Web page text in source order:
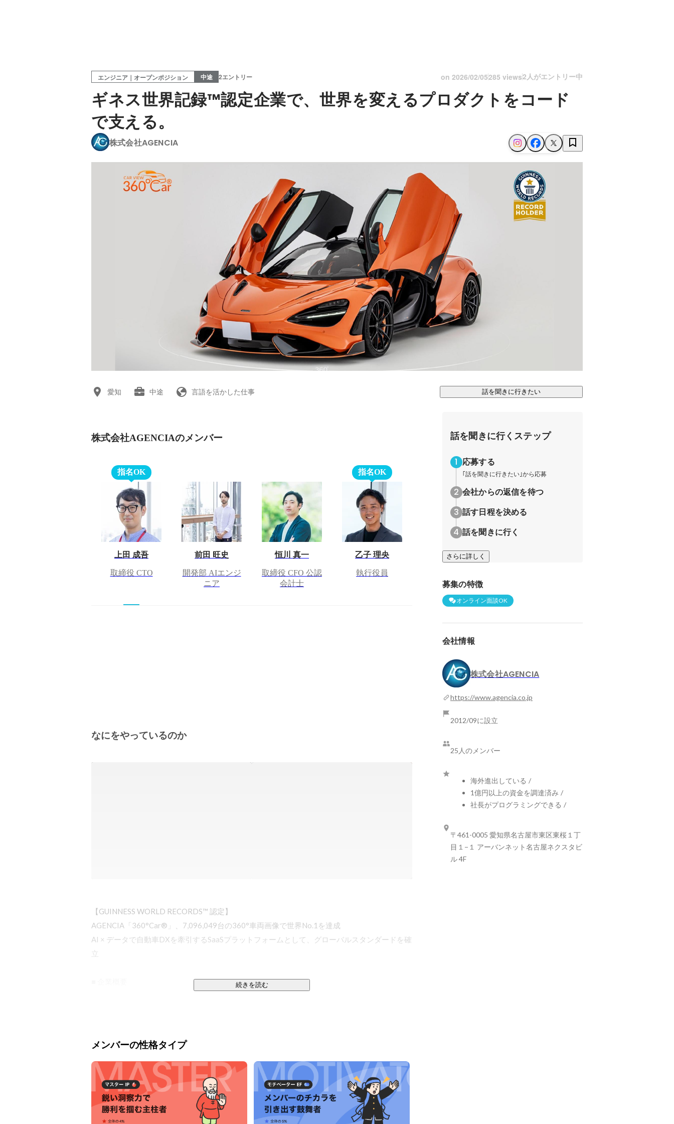
エンジニア｜オープンポジション 中途 2エントリー on 2026/02/05285 views2人がエントリー中
ギネス世界記録™認定企業で、世界を変えるプロダクトをコード
で支える。
株式会社AGENCIA
愛知 中途 言語を活かした仕事 話を聞きに行きたい
株式会社AGENCIAのメンバー
指名OK
上田 成吾
取締役 CTO
前田 旺史
開発部 AIエンジ
ニア
恒川 真一
取締役 CFO 公認
会計士
指名OK
乙子 理央
執行役員
なにをやっているのか
【GUINNESS WORLD RECORDS™ 認定】
AGENCIA「360°Car®」、7,096,049台の360°車両画像で世界No.1を達成
AI × データで自動車DXを牽引するSaaSプラットフォームとして、グローバルスタンダードを確
立
自動車・バイク・不動産など多様な業界で、デジタル変革（DX）を推進しています。
中古車検索サイトなどで“クルッと回る360°車両画像”を見たことはありませんか？
その多くを支えているのが、当社の主力製品 「360°Car®」 です。
この技術は特許を取得しており、すでに カーセンサー（リクルート）、ガリバー（IDOM）、
YANASE をはじめとする「5,500社以上」の企業に導入されています。
いまや「360°Car®」は、皆さまの日常の中に自然と浸透するスタンダードとなっています。
続きを読む
メンバーの性格タイプ
話を聞きに行くステップ
応募する
｢話を聞きに行きたい｣から応募
会社からの返信を待つ
話す日程を決める
話を聞きに行く
さらに詳しく
募集の特徴
オンライン面談OK
会社情報
株式会社AGENCIA
https://www.agencia.co.jp
2012/09に設立
25人のメンバー
海外進出している /
1億円以上の資金を調達済み /
社長がプログラミングできる /
〒461-0005 愛知県名古屋市東区東桜１丁
目１−１ アーバンネット名古屋ネクスタビ
ル 4F